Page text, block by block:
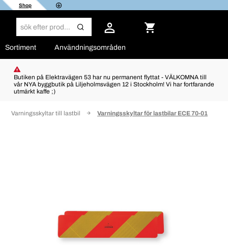
Shop
Sortiment Användningsområden
Butiken på Elektravägen 53 har nu permanent flyttat - VÄLKOMNA till
vår NYA byggbutik på Liljeholmsvägen 12 i Stockholm! Vi har fortfarande
utmärkt kaffe ;)
Varningsskyltar till lastbil Varningsskyltar för lastbilar ECE 70-01